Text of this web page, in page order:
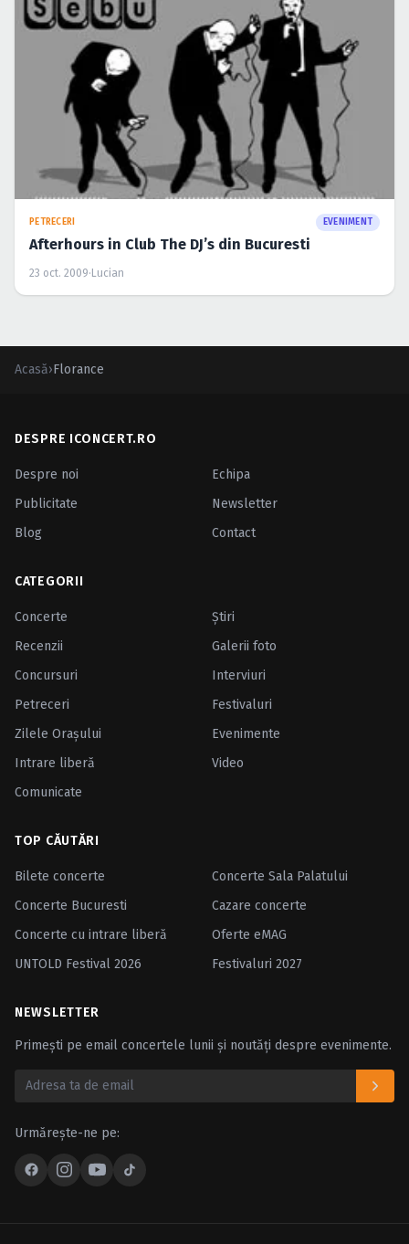
PETRECERI EVENIMENT
Afterhours in Club The DJ’s din Bucuresti
23 oct. 2009· Lucian
Acasă›Florance
DESPRE ICONCERT.RO
Despre noi
Echipa
Publicitate
Newsletter
Blog
Contact
CATEGORII
Concerte
Ştiri
Recenzii
Galerii foto
Concursuri
Interviuri
Petreceri
Festivaluri
Zilele Oraşului
Evenimente
Intrare liberă
Video
Comunicate
TOP CĂUTĂRI
Bilete concerte
Concerte Sala Palatului
Concerte Bucuresti
Cazare concerte
Concerte cu intrare liberă
Oferte eMAG
UNTOLD Festival 2026
Festivaluri 2027
NEWSLETTER
Primești pe email concertele lunii și noutăți despre evenimente.
Urmărește-ne pe: